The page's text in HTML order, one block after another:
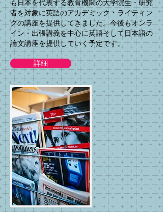
も日本を代表する教育機関の大学院生・研究
者を対象に英語のアカデミック・ライティン
グの講座を提供してきました。今後もオンラ
イン・出張講義を中心に英語そして日本語の
論文講座を提供していく予定です。
詳細